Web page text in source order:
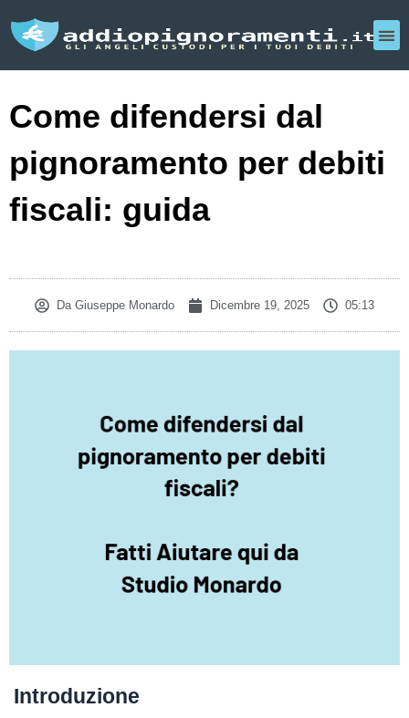
Come difendersi dal
pignoramento per debiti
fiscali: guida
DaGiuseppe Monardo Dicembre 19, 2025 05:13
Introduzione